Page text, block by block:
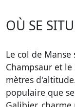
OÙ SE
Le col de
Champsaur et
mètres
populaire que